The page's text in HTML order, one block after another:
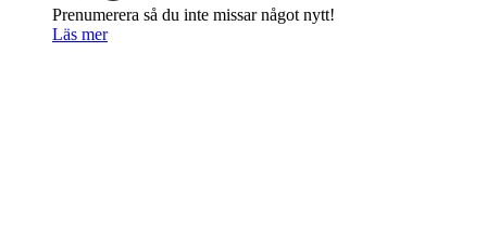
Prenumerera så du inte missar något nytt!
Läs mer